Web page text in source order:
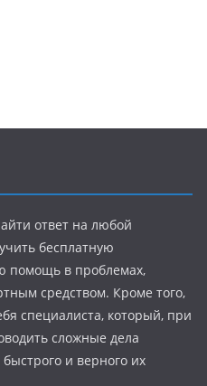
ответ на любой
бесплатную
помощь в проблемах,
средством. Кроме того,
специалиста, который, при
сложные дела
и верного их